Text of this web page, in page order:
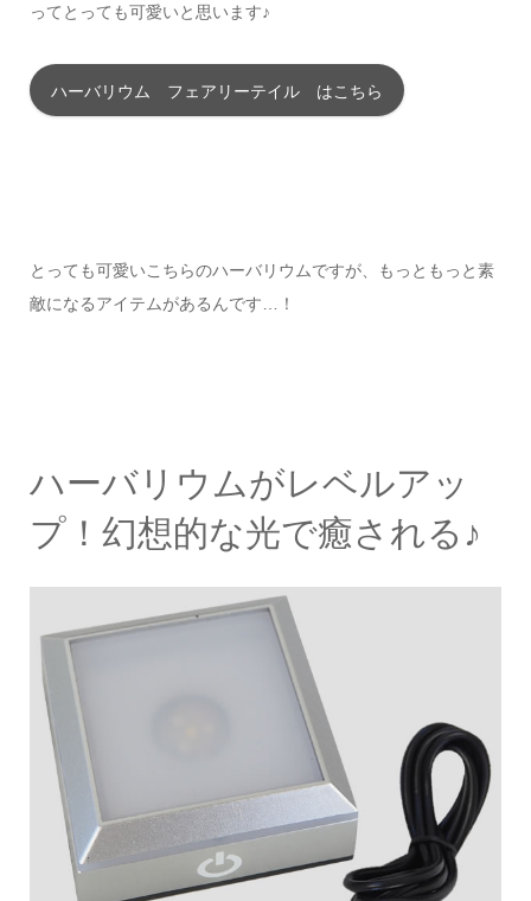
ってとっても可愛いと思います♪
ハーバリウム フェアリーテイル はこちら
とっても可愛いこちらのハーバリウムですが、もっともっと素
敵になるアイテムがあるんです…！
ハーバリウムがレベルアッ
プ！幻想的な光で癒される♪